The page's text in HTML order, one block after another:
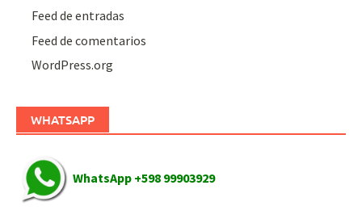
Feed de entradas
Feed de comentarios
WordPress.org
WHATSAPP
WhatsApp +598 99903929